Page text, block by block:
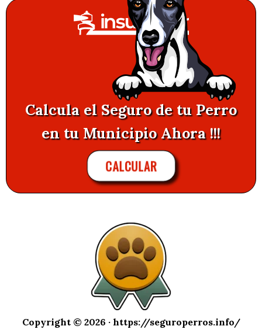
Calcula el Seguro de tu Perro
en tu Municipio Ahora !!!
CALCULAR
Copyright © 2026 · https://seguroperros.info/